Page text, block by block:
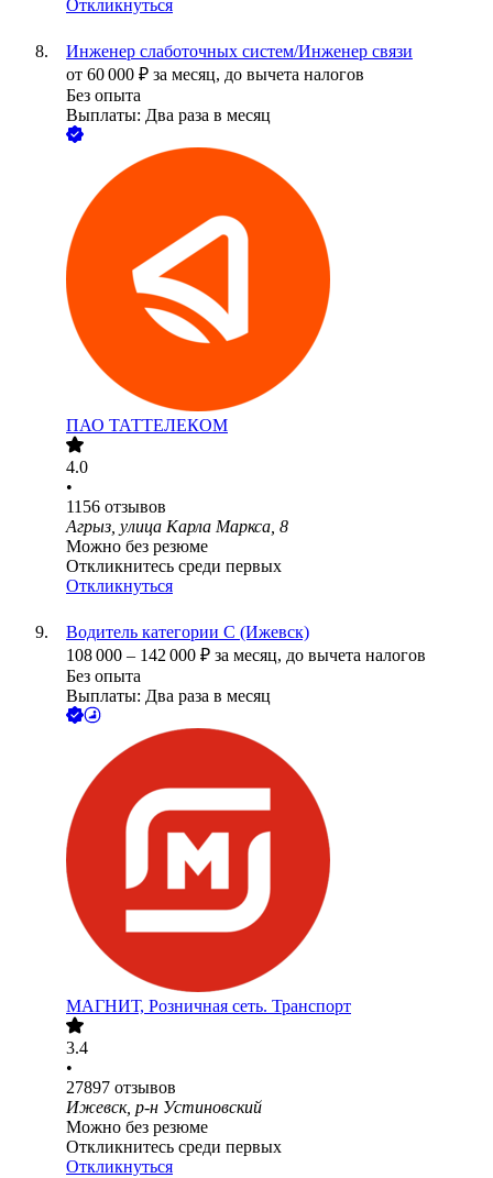
Откликнуться
Инженер слаботочных систем/Инженер связи
от 60 000 ₽ за месяц, до вычета налогов
Без опыта
Выплаты: Два раза в месяц
ПАО ТАТТЕЛЕКОМ
4.0
•
1156 отзывов
Агрыз, улица Карла Маркса, 8
Можно без резюме
Откликнитесь среди первых
Откликнуться
Водитель категории С (Ижевск)
108 000 – 142 000 ₽ за месяц, до вычета налогов
Без опыта
Выплаты: Два раза в месяц
МАГНИТ, Розничная сеть. Транспорт
3.4
•
27897 отзывов
Ижевск, р-н Устиновский
Можно без резюме
Откликнитесь среди первых
Откликнуться